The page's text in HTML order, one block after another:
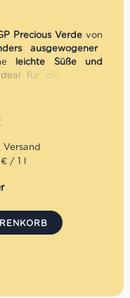
Precious Verdevon
ausgewogener
leichte Süße und
für die tägliche
die einen
aus Modena
/ 1 l